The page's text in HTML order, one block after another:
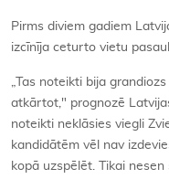
Pirms diviem gadiem
izcīnīja ceturto vietu
„Tas noteikti bija
atkārtot," prognozē
noteikti neklāsies viegli
kandidātēm vēl nav
kopā uzspēlēt. Tikai